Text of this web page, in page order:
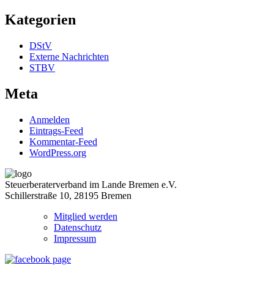
Kategorien
DStV
Externe Nachrichten
STBV
Meta
Anmelden
Eintrags-Feed
Kommentar-Feed
WordPress.org
Steuerberaterverband im Lande Bremen e.V.
Schillerstraße 10, 28195 Bremen
Mitglied werden
Datenschutz
Impressum